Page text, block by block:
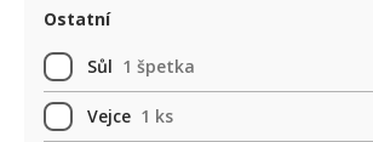
Ostatní
Sůl 1 špetka
Vejce 1 ks